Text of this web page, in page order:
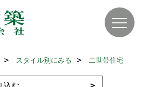
スタイル別にみる 二世帯住宅